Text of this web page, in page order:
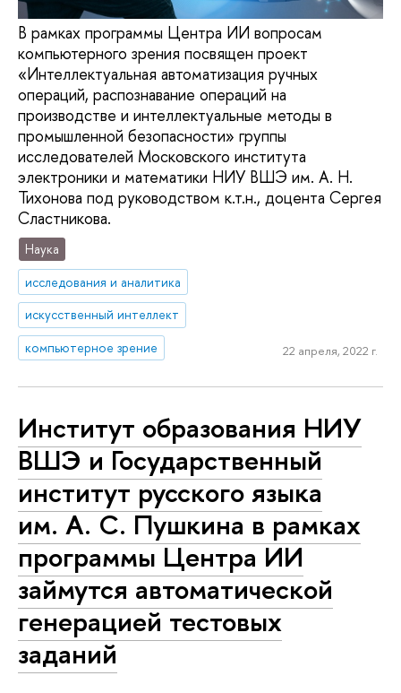
В рамках программы Центра ИИ вопросам
компьютерного зрения посвящен проект
«Интеллектуальная автоматизация ручных
операций, распознавание операций на
производстве и интеллектуальные методы в
промышленной безопасности» группы
исследователей Московского института
электроники и математики НИУ ВШЭ им. А. Н.
Тихонова под руководством к.т.н., доцента Сергея
Сластникова.
Наука
исследования и аналитика
искусственный интеллект
компьютерное зрение
22 апреля, 2022 г.
Институт образования НИУ
ВШЭ и Государственный
институт русского языка
им. А. С. Пушкина в рамках
программы Центра ИИ
займутся автоматической
генерацией тестовых
заданий